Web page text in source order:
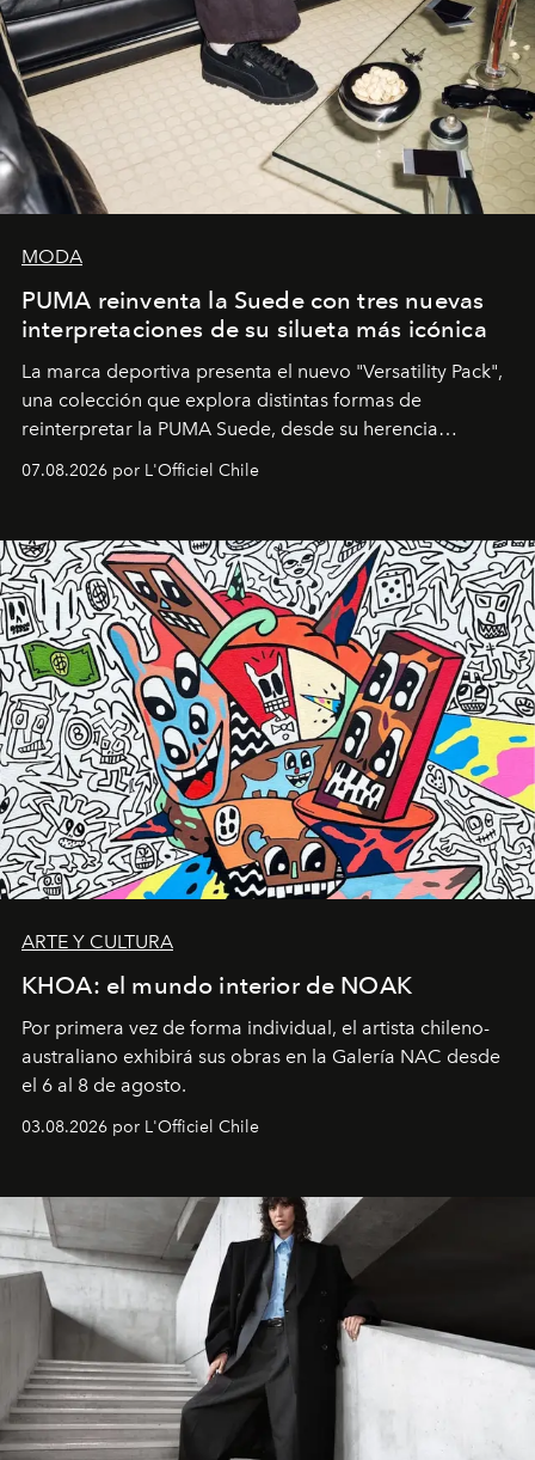
MODA
PUMA reinventa la Suede con tres nuevas
interpretaciones de su silueta más icónica
La marca deportiva presenta el nuevo "Versatility Pack",
una colección que explora distintas formas de
reinterpretar la PUMA Suede, desde su herencia
deportiva hasta una mirada moderna inspirada en el
diseño y el universo outdoor.
07.08.2026 por L'Officiel Chile
ARTE Y CULTURA
KHOA: el mundo interior de NOAK
Por primera vez de forma individual, el artista chileno-
australiano exhibirá sus obras en la Galería NAC desde
el 6 al 8 de agosto.
03.08.2026 por L'Officiel Chile